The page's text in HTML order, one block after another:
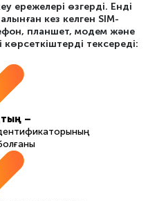
ережелері өзгерді. Енді
кез келген SIM-
планшет, модем және
көрсеткіштерді тексереді:
–